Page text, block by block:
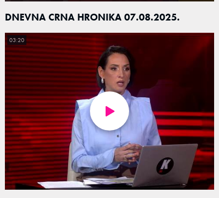
DNEVNA CRNA HRONIKA 07.08.2025.
03:20